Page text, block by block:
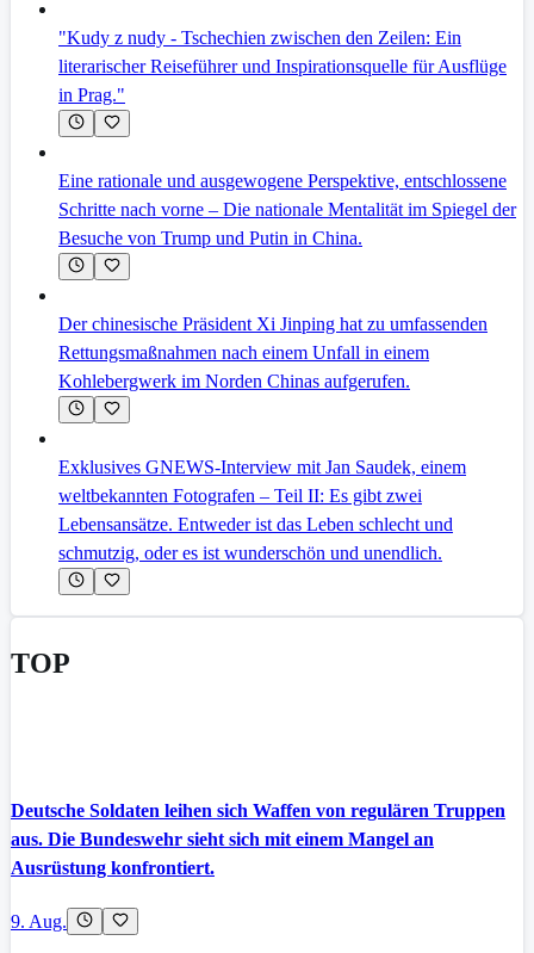
"Kudy z nudy - Tschechien zwischen den Zeilen: Ein
literarischer Reiseführer und Inspirationsquelle für Ausflüge
in Prag."
Eine rationale und ausgewogene Perspektive, entschlossene
Schritte nach vorne – Die nationale Mentalität im Spiegel der
Besuche von Trump und Putin in China.
Der chinesische Präsident Xi Jinping hat zu umfassenden
Rettungsmaßnahmen nach einem Unfall in einem
Kohlebergwerk im Norden Chinas aufgerufen.
Exklusives GNEWS-Interview mit Jan Saudek, einem
weltbekannten Fotografen – Teil II: Es gibt zwei
Lebensansätze. Entweder ist das Leben schlecht und
schmutzig, oder es ist wunderschön und unendlich.
TOP
Deutsche Soldaten leihen sich Waffen von regulären Truppen
aus. Die Bundeswehr sieht sich mit einem Mangel an
Ausrüstung konfrontiert.
9. Aug.